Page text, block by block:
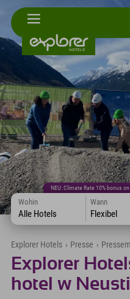
NEU: Climate Rate 10% bonus
Wohin
Alle Hotels
Wann
Flexibel
Explorer Hotels › Presse ›
Explorer
hotel w